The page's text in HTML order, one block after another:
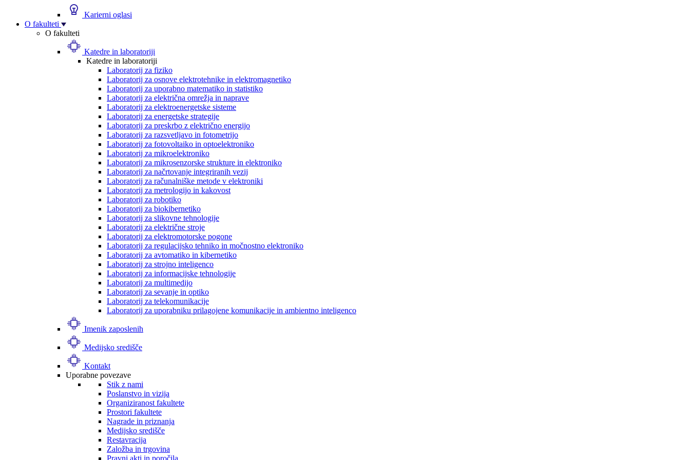
Karierni oglasi
O fakulteti
O fakulteti
Katedre in laboratoriji
Katedre in laboratoriji
Laboratorij za fiziko
Laboratorij za osnove elektrotehnike in elektromagnetiko
Laboratorij za uporabno matematiko in statistiko
Laboratorij za električna omrežja in naprave
Laboratorij za elektroenergetske sisteme
Laboratorij za energetske strategije
Laboratorij za preskrbo z električno energijo
Laboratorij za razsvetljavo in fotometrijo
Laboratorij za fotovoltaiko in optoelektroniko
Laboratorij za mikroelektroniko
Laboratorij za mikrosenzorske strukture in elektroniko
Laboratorij za načrtovanje integriranih vezij
Laboratorij za računalniške metode v elektroniki
Laboratorij za metrologijo in kakovost
Laboratorij za robotiko
Laboratorij za biokibernetiko
Laboratorij za slikovne tehnologije
Laboratorij za električne stroje
Laboratorij za elektromotorske pogone
Laboratorij za regulacijsko tehniko in močnostno elektroniko
Laboratorij za avtomatiko in kibernetiko
Laboratorij za strojno inteligenco
Laboratorij za informacijske tehnologije
Laboratorij za multimedijo
Laboratorij za sevanje in optiko
Laboratorij za telekomunikacije
Laboratorij za uporabniku prilagojene komunikacije in ambientno inteligenco
Imenik zaposlenih
Medijsko središče
Kontakt
Uporabne povezave
Stik z nami
Poslanstvo in vizija
Organiziranost fakultete
Prostori fakultete
Nagrade in priznanja
Medijsko središče
Restavracija
Založba in trgovina
Pravni akti in poročila